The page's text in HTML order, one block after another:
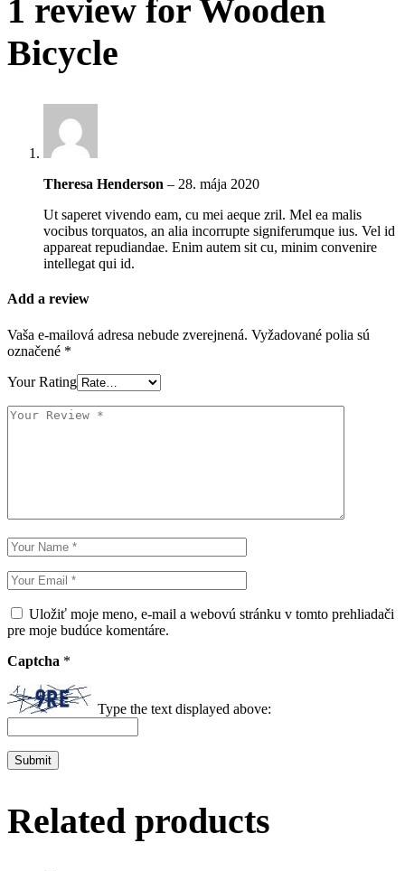
1 review for Wooden
Bicycle
Theresa Henderson – 28. mája 2020
Ut saperet vivendo eam, cu mei aeque zril. Mel ea malis
vocibus torquatos, an alia incorrupte signiferumque ius. Vel id
appareat repudiandae. Enim autem sit cu, minim convenire
intellegat qui id.
Add a review
Vaša e-mailová adresa nebude zverejnená. Vyžadované polia sú
označené *
Your Rating
Uložiť moje meno, e-mail a webovú stránku v tomto prehliadači
pre moje budúce komentáre.
Captcha *
Type the text displayed above:
Submit
Related products